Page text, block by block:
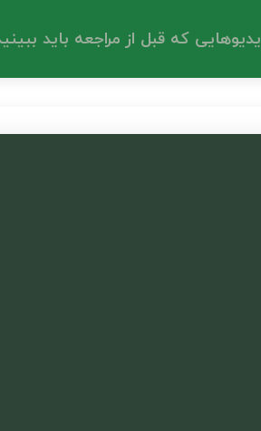
که قبل از مراجعه باید